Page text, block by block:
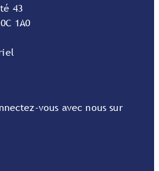
43
1A0
vous avec nous sur